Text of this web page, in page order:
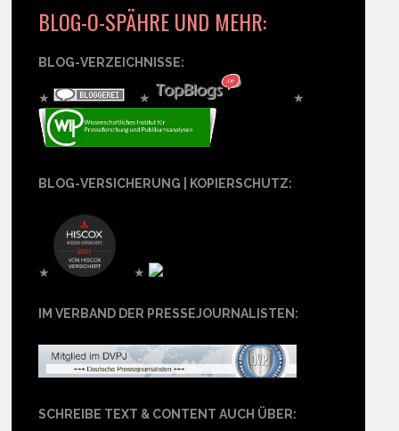
BLOG-O-SPÄHRE UND MEHR:
BLOG-VERZEICHNISSE:
★ ★ ★
BLOG-VERSICHERUNG | KOPIERSCHUTZ:
★ ★
IM VERBAND DER PRESSEJOURNALISTEN:
SCHREIBE TEXT & CONTENT AUCH ÜBER: